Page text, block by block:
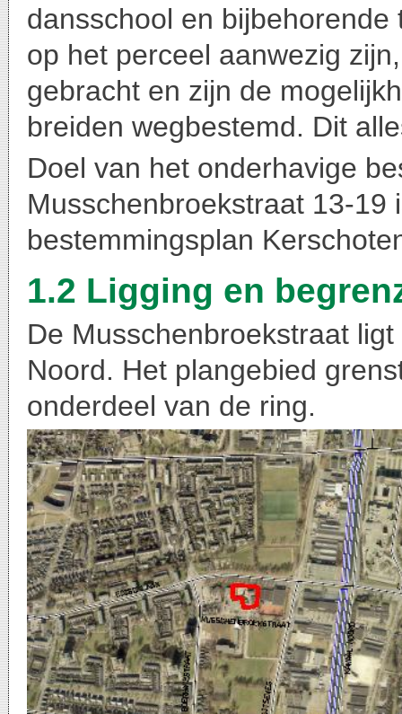
dansschool en
op het perceel aanwezig
gebracht en zijn de
breiden wegbestemd. Dit
Doel van het onderhavige
Musschenbroekstraat 13-19
bestemmingsplan
1.2 Ligging en
De Musschenbroekstraat
Noord. Het plangebied
onderdeel van de ring.